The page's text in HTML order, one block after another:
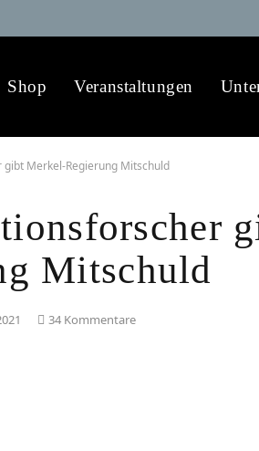
Shop Veranstaltungen
Merkel-Regierung Mitschuld
Mitschuld
34 Kommentare